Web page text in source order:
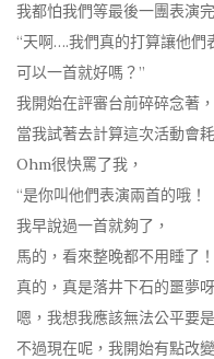
我都怕我們等最後一團表演
“天啊….我們真的打算讓他們
可以一首就好嗎？”
我開始在評審台前碎碎念著，
當我試著去計算這次活動會
Ohm很快罵了我，
“是你叫他們表演兩首的哦！
我早說過一首就夠了，
馬的，看來整晚都不用睡了
真的，真是落井下石的噩夢呀
嗯，我想我應該無法公平要
不過現在呢，我開始有點改